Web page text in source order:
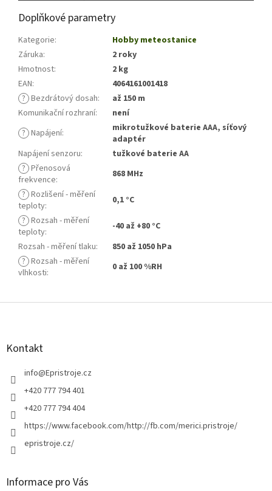
Doplňkové parametry
Kategorie:
Hobby meteostanice
Záruka:
2 roky
Hmotnost:
2 kg
EAN:
4064161001418
? Bezdrátový dosah:
až 150 m
Komunikační rozhraní:
není
? Napájení:
mikrotužkové baterie AAA, síťový
adaptér
Napájení senzoru:
tužkové baterie AA
? Přenosová
frekvence:
868 MHz
? Rozlišení - měření
teploty:
0,1 °C
? Rozsah - měření
teploty:
-40 až +80 °C
Rozsah - měření tlaku:
850 až 1050 hPa
? Rozsah - měření
vlhkosti: 0 až 100 %RH
Z
Kontakt
info@Epristroje.cz
+420 777 794 401
+420 777 794 404
https://www.facebook.com/http://fb.com/merici.pristroje/
epristroje.cz/
Informace pro Vás